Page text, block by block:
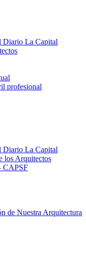
Diario La Capital
profesional
Diario La Capital
los Arquitectos
CAPSF
de Nuestra Arquitectura